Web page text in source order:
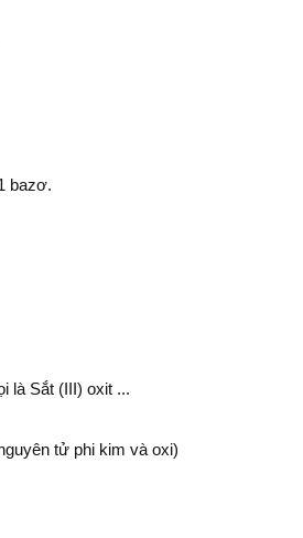
bazơ.
là Sắt (III) oxit ...
tử phi kim và oxi)